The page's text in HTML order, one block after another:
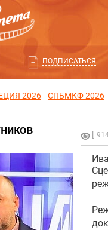
ПОДПИСАТЬСЯ
2026 СПБМКФ 2026